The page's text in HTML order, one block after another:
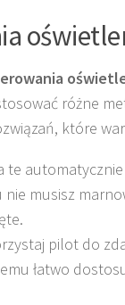
różne
które
te
musisz
pilot do
łatwo